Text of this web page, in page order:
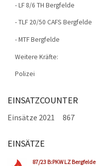
- LF 8/6 TH Bergfelde
- TLF 20/50 CAFS Bergfelde
- MTF Bergfelde
Weitere Kräfte:
Polizei
EINSATZCOUNTER
Einsätze 2021 867
EINSÄTZE
87/23 B:PKW LZ Bergfelde
Seiten